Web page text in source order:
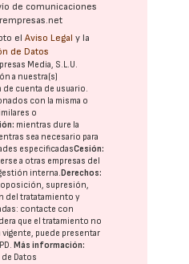
de comunicaciones
elAviso Legal y la
de Datos
Media, S.L.U.
a nuestra(s)
cuenta de usuario.
con la misma o
o
mientras dure la
sea necesario para
especificadasCesión:
a otras empresas del
interna. Derechos:
supresión,
del tratatamiento y
contacte con
que el tratamiento no
vigente, puede presentar
. Más información:
Datos